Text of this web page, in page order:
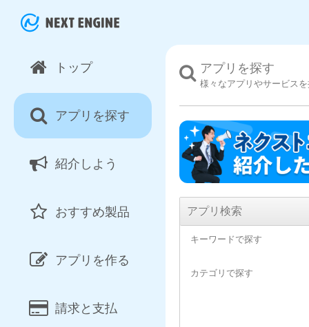
トップ
アプリを探す
紹介しよう
おすすめ製品
アプリを作る
請求と支払
アプリを探す
様々なアプリやサービス
アプリ検索
キーワードで探す
カテゴリで探す